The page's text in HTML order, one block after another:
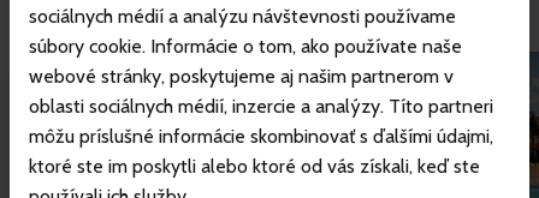
sociálnych médií a analýzu návštevnosti používame
súbory cookie. Informácie o tom, ako používate naše
webové stránky, poskytujeme aj našim partnerom v
oblasti sociálnych médií, inzercie a analýzy. Títo partneri
môžu príslušné informácie skombinovať s ďalšími údajmi,
ktoré ste im poskytli alebo ktoré od vás získali, keď ste